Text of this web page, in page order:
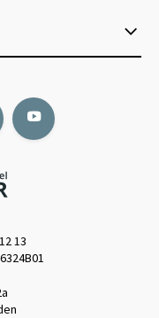
13